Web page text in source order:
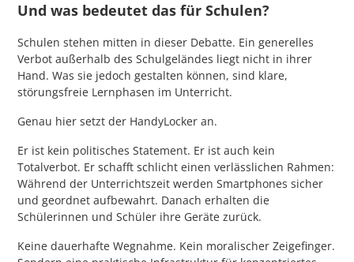
Und was bedeutet das für Schulen?
Schulen stehen mitten in dieser Debatte. Ein generelles
Verbot außerhalb des Schulgeländes liegt nicht in ihrer
Hand. Was sie jedoch gestalten können, sind klare,
störungsfreie Lernphasen im Unterricht.
Genau hier setzt der HandyLocker an.
Er ist kein politisches Statement. Er ist auch kein
Totalverbot. Er schafft schlicht einen verlässlichen Rahmen:
Während der Unterrichtszeit werden Smartphones sicher
und geordnet aufbewahrt. Danach erhalten die
Schülerinnen und Schüler ihre Geräte zurück.
Keine dauerhafte Wegnahme. Kein moralischer Zeigefinger.